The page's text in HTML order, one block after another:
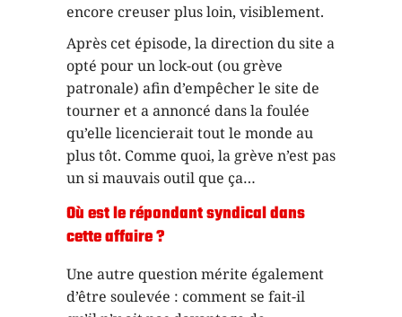
encore creuser plus loin, visiblement.
Après cet épisode, la direction du site a
opté pour un lock-out (ou grève
patronale) afin d’empêcher le site de
tourner et a annoncé dans la foulée
qu’elle licencierait tout le monde au
plus tôt. Comme quoi, la grève n’est pas
un si mauvais outil que ça…
Où est le répondant syndical dans
cette affaire ?
Une autre question mérite également
d’être soulevée : comment se fait-il